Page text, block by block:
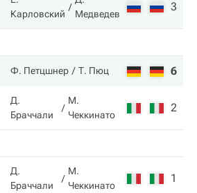
Карловский
Медведев
3
Ф. Петцшнер Т. Пюц 6
Д.
Браччали
М.
Чеккинато
2
Д.
Браччали
М.
Чеккинато
1